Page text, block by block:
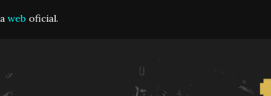
web oficial.